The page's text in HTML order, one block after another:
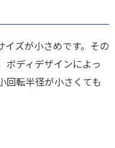
イズが小さめです。その
ボディデザインによっ
回転半径が小さくても